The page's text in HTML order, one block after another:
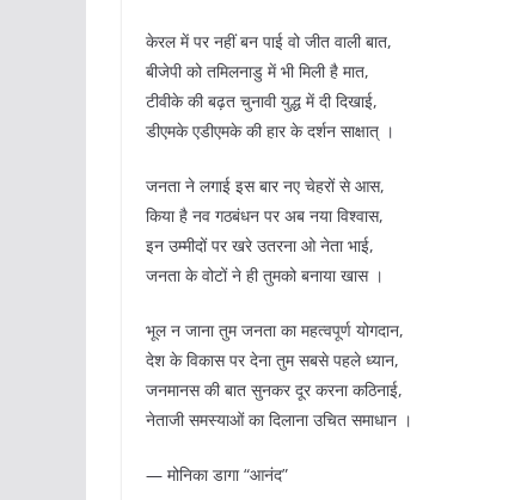
केरल में पर नहीं बन पाई वो जीत वाली बात,
बीजेपी को तमिलनाडु में भी मिली है मात,
टीवीके की बढ़त चुनावी युद्ध में दी दिखाई,
डीएमके एडीएमके की हार के दर्शन साक्षात् ।
जनता ने लगाई इस बार नए चेहरों से आस,
किया है नव गठबंधन पर अब नया विश्वास,
इन उम्मीदों पर खरे उतरना ओ नेता भाई,
जनता के वोटों ने ही तुमको बनाया खास ।
भूल न जाना तुम जनता का महत्वपूर्ण योगदान,
देश के विकास पर देना तुम सबसे पहले ध्यान,
जनमानस की बात सुनकर दूर करना कठिनाई,
नेताजी समस्याओं का दिलाना उचित समाधान ।
— मोनिका डागा “आनंद”